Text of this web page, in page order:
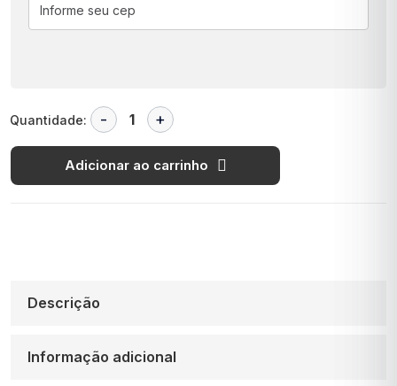
Quantidade:
Adicionar ao carrinho
Descrição
Informação adicional